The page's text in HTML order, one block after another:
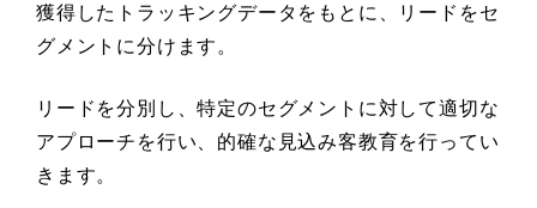
獲得したトラッキングデータをもとに、リードをセ
グメントに分けます。
リードを分別し、特定のセグメントに対して適切な
アプローチを行い、的確な見込み客教育を行ってい
きます。